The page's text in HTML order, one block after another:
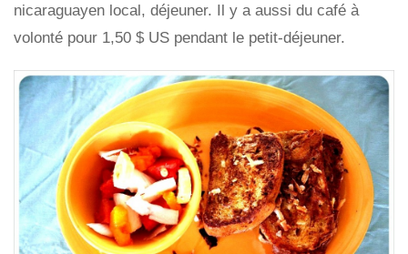
nicaraguayen local, déjeuner. Il y a aussi du café à
volonté pour 1,50 $ US pendant le petit-déjeuner.